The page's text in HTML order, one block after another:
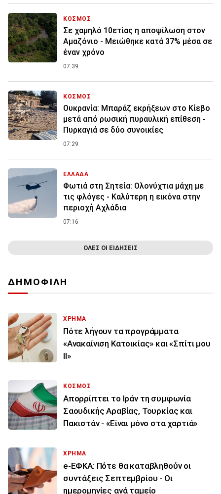
ΚΟΣΜΟΣ
Σε χαμηλό 10ετίας η αποψίλωση στον
Αμαζόνιο - Μειώθηκε κατά 37% μέσα σε
έναν χρόνο
07:39
ΚΟΣΜΟΣ
Ουκρανία: Μπαράζ εκρήξεων στο Κίεβο
μετά από ρωσική πυραυλική επίθεση -
Πυρκαγιά σε δύο συνοικίες
07:29
ΕΛΛΑΔΑ
Φωτιά στη Σητεία: Ολονύχτια μάχη με
τις φλόγες - Καλύτερη η εικόνα στην
περιοχή Αχλάδια
07:16
ΟΛΕΣ ΟΙ ΕΙΔΗΣΕΙΣ
ΔΗΜΟΦΙΛΗ
ΧΡΗΜΑ
Πότε λήγουν τα προγράμματα
«Ανακαίνιση Κατοικίας» και «Σπίτι μου
ΙΙ»
ΚΟΣΜΟΣ
Απορρίπτει το Ιράν τη συμφωνία
Σαουδικής Αραβίας, Τουρκίας και
Πακιστάν - «Είναι μόνο στα χαρτιά»
ΧΡΗΜΑ
e-ΕΦΚΑ: Πότε θα καταβληθούν οι
συντάξεις Σεπτεμβρίου - Οι
ημερομηνίες ανά ταμείο